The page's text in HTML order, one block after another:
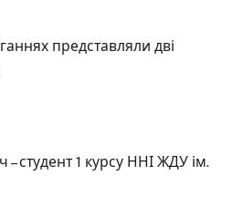
представляли дві
студент 1 курсу ННІ ЖДУ ім.